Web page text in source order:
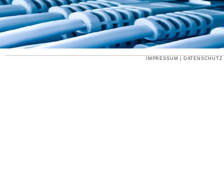
IMPRESSUM DATENSCHUTZ